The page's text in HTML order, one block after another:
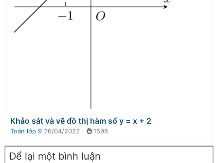
Khảo sát và vẽ đồ thị hàm số y = x + 2
Toán lớp 9 26/04/2022 1598
Để lại một bình luận